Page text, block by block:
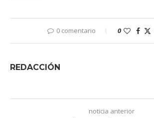
0 comentario 0
REDACCIÓN
noticia anterior